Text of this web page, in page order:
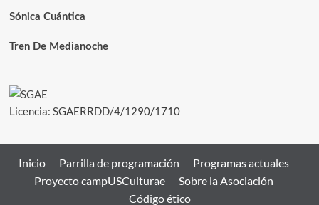
Sónica Cuántica
Tren De Medianoche
Licencia: SGAERRDD/4/1290/1710
Inicio Parrilla de programación
Programas actuales
Proyecto campUSCulturae
Sobre la Asociación
Código ético